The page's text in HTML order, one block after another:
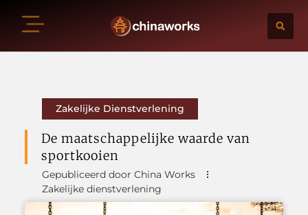
Zakelijke Dienstverlening
De maatschappelijke waarde van
sportkooien
Gepubliceerd door China Works
Zakelijke dienstverlening